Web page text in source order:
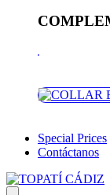
Special Prices
Contáctanos